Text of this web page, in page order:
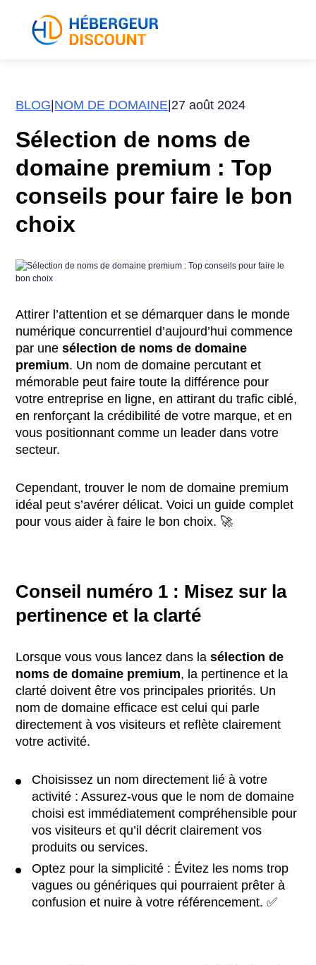
BLOG NOM DE DOMAINE 27 août 2024
Sélection de noms de
domaine premium : Top
conseils pour faire le bon
choix
Attirer l’attention et se démarquer dans le monde
numérique concurrentiel d’aujourd’hui commence
par unesélection de noms de domaine
premium. Un nom de domaine percutant et
mémorable peut faire toute la différence pour
votre entreprise en ligne, en attirant du trafic ciblé,
en renforçant la crédibilité de votre marque, et en
vous positionnant comme un leader dans votre
secteur.
Cependant, trouver le nom de domaine premium
idéal peut s’avérer délicat. Voici un guide complet
pour vous aider à faire le bon choix. 🚀
Conseil numéro 1 : Misez sur la
pertinence et la clarté
Lorsque vous vous lancez dans lasélection de
noms de domaine premium, la pertinence et la
clarté doivent être vos principales priorités. Un
nom de domaine efficace est celui qui parle
directement à vos visiteurs et reflète clairement
votre activité.
Choisissez un nom directement lié à votre
activité : Assurez-vous que le nom de domaine
choisi est immédiatement compréhensible pour
vos visiteurs et qu’il décrit clairement vos
produits ou services.
Optez pour la simplicité : Évitez les noms trop
vagues ou génériques qui pourraient prêter à
confusion et nuire à votre référencement. ✅